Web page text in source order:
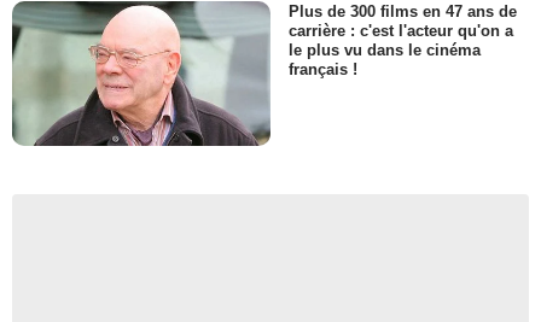
Plus de 300 films en 47 ans de
carrière : c'est l'acteur qu'on a
le plus vu dans le cinéma
français !